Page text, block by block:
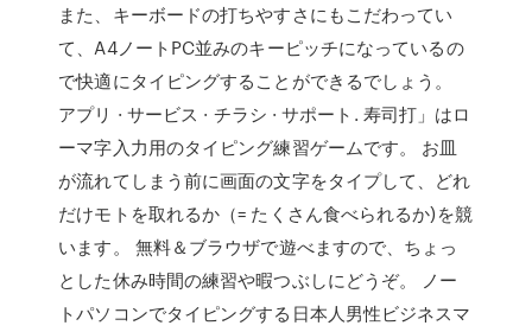
また、キーボードの打ちやすさにもこだわってい
て、A4ノートPC並みのキーピッチになっているの
で快適にタイピングすることができるでしょう。
アプリ · サービス · チラシ · サポート. 寿司打」はロ
ーマ字入力用のタイピング練習ゲームです。 お皿
が流れてしまう前に画面の文字をタイプして、どれ
だけモトを取れるか（= たくさん食べられるか)を競
います。 無料＆ブラウザで遊べますので、ちょっ
とした休み時間の練習や暇つぶしにどうぞ。 ノー
トパソコンでタイピングする日本人男性ビジネスマ